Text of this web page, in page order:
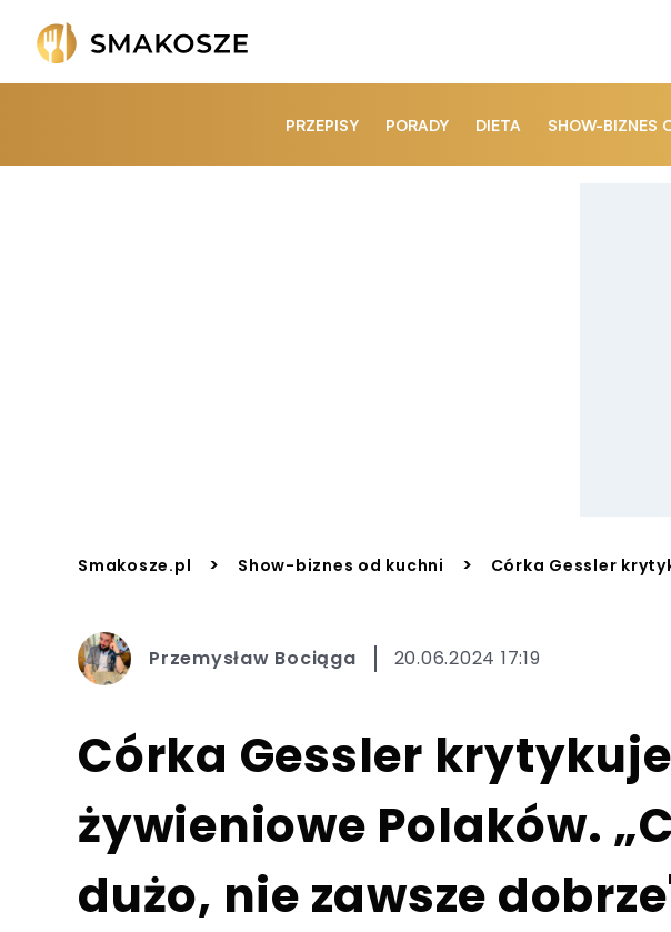
PRZEPISY PORADY DIETA SHOW-BIZNES
Smakosze.pl > Show-biznes od kuchni > Córka Gessler
Przemysław Bociąga 20.06.2024 17:19
Córka Gessler
żywieniowe Polaków.
dużo, nie zawsze